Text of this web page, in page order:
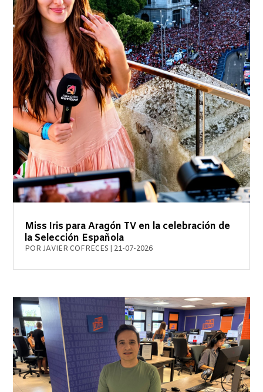
Miss Iris para Aragón TV en la celebración de
la Selección Española
PORJAVIER COFRECES 21-07-2026